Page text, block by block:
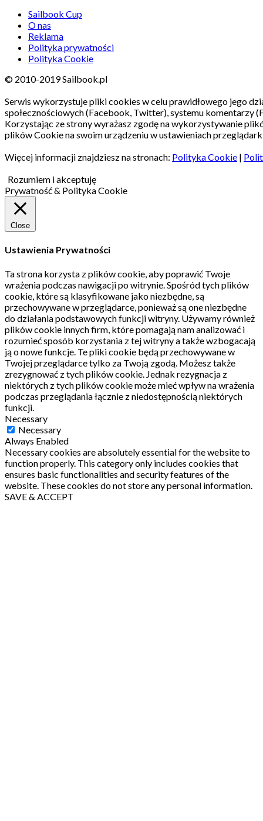
Sailbook Cup
O nas
Reklama
Polityka prywatności
Polityka Cookie
© 2010-2019 Sailbook.pl
Serwis wykorzystuje pliki cookies w celu prawidłowego jego
społecznościowych (Facebook, Twitter), systemu komentarzy
Korzystając ze strony wyrażasz zgodę na wykorzystywanie
plików Cookie na swoim urządzeniu w ustawieniach
Więcej informacji znajdziesz na stronach: Polityka Cookie |
Rozumiem i akceptuję
Prywatność & Polityka Cookie
Close
Ustawienia Prywatności
Ta strona korzysta z plików cookie, aby poprawić Twoje
wrażenia podczas nawigacji po witrynie. Spośród tych plików
cookie, które są klasyfikowane jako niezbędne, są
przechowywane w przeglądarce, ponieważ są one niezbędne
do działania podstawowych funkcji witryny. Używamy również
plików cookie innych firm, które pomagają nam analizować i
rozumieć sposób korzystania z tej witryny a także wzbogacają
ją o nowe funkcje. Te pliki cookie będą przechowywane w
Twojej przeglądarce tylko za Twoją zgodą. Możesz także
zrezygnować z tych plików cookie. Jednak rezygnacja z
niektórych z tych plików cookie może mieć wpływ na wrażenia
podczas przeglądania łącznie z niedostępnością niektórych
funkcji.
Necessary
Necessary
Always Enabled
Necessary cookies are absolutely essential for the website to
function properly. This category only includes cookies that
ensures basic functionalities and security features of the
website. These cookies do not store any personal information.
SAVE & ACCEPT